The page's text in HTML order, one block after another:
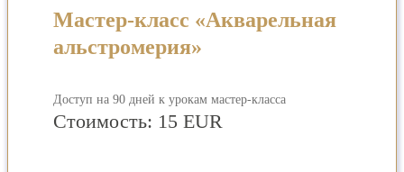
Мастер-класс «Акварельная
альстромерия»
Доступ на 90 дней к урокам мастер-класса
Стоимость: 15 EUR